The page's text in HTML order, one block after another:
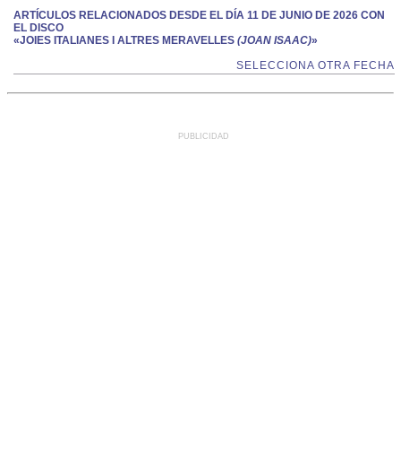
ARTÍCULOS RELACIONADOS DESDE EL DÍA 11 DE JUNIO DE 2026 CON
EL DISCO
«JOIES ITALIANES I ALTRES MERAVELLES (JOAN ISAAC)»
SELECCIONA OTRA FECHA
PUBLICIDAD